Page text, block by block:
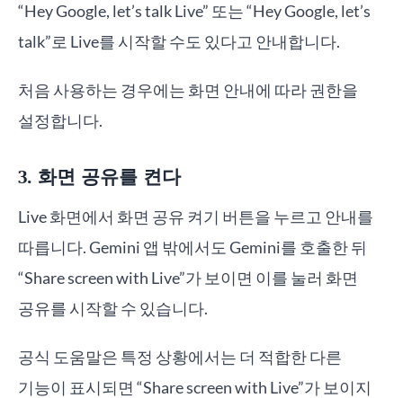
“Hey Google, let’s talk Live” 또는 “Hey Google, let’s
talk”로 Live를 시작할 수도 있다고 안내합니다.
처음 사용하는 경우에는 화면 안내에 따라 권한을
설정합니다.
3. 화면 공유를 켠다
Live 화면에서 화면 공유 켜기 버튼을 누르고 안내를
따릅니다. Gemini 앱 밖에서도 Gemini를 호출한 뒤
“Share screen with Live”가 보이면 이를 눌러 화면
공유를 시작할 수 있습니다.
공식 도움말은 특정 상황에서는 더 적합한 다른
기능이 표시되면 “Share screen with Live”가 보이지